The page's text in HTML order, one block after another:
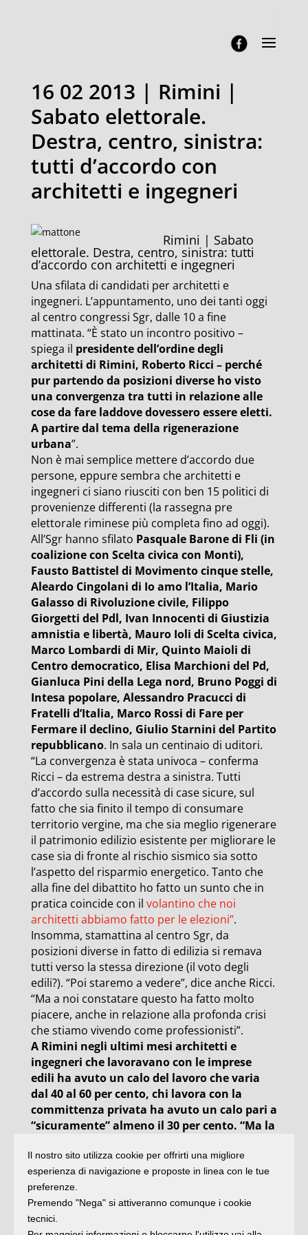
16 02 2013 | Rimini |
Sabato elettorale.
Destra, centro, sinistra:
tutti d’accordo con
architetti e ingegneri
Rimini | Sabato
elettorale. Destra, centro, sinistra: tutti
d’accordo con architetti e ingegneri
Una sfilata di candidati per architetti e
ingegneri. L’appuntamento, uno dei tanti oggi
al centro congressi Sgr, dalle 10 a fine
mattinata. “È stato un incontro positivo –
spiega il presidente dell’ordine degli
architetti di Rimini, Roberto Ricci – perché
pur partendo da posizioni diverse ho visto
una convergenza tra tutti in relazione alle
cose da fare laddove dovessero essere eletti.
A partire dal tema della rigenerazione
urbana”.
Non è mai semplice mettere d’accordo due
persone, eppure sembra che architetti e
ingegneri ci siano riusciti con ben 15 politici di
provenienze differenti (la rassegna pre
elettorale riminese più completa fino ad oggi).
All’Sgr hanno sfilato Pasquale Barone di Fli (in
coalizione con Scelta civica con Monti),
Fausto Battistel di Movimento cinque stelle,
Aleardo Cingolani di Io amo l’Italia, Mario
Galasso di Rivoluzione civile, Filippo
Giorgetti del Pdl, Ivan Innocenti di Giustizia
amnistia e libertà, Mauro Ioli di Scelta civica,
Marco Lombardi di Mir, Quinto Maioli di
Centro democratico, Elisa Marchioni del Pd,
Gianluca Pini della Lega nord, Bruno Poggi di
Intesa popolare, Alessandro Pracucci di
Fratelli d’Italia, Marco Rossi di Fare per
Fermare il declino, Giulio Starnini del Partito
repubblicano. In sala un centinaio di uditori.
“La convergenza è stata univoca – conferma
Ricci – da estrema destra a sinistra. Tutti
d’accordo sulla necessità di case sicure, sul
fatto che sia finito il tempo di consumare
territorio vergine, ma che sia meglio rigenerare
il patrimonio edilizio esistente per migliorare le
case sia di fronte al rischio sismico sia sotto
l’aspetto del risparmio energetico. Tanto che
alla fine del dibattito ho fatto un sunto che in
pratica coincide con il volantino che noi
architetti abbiamo fatto per le elezioni”.
Insomma, stamattina al centro Sgr, da
posizioni diverse in fatto di edilizia si remava
tutti verso la stessa direzione (il voto degli
edili?). “Poi staremo a vedere”, dice anche Ricci.
“Ma a noi constatare questo ha fatto molto
piacere, anche in relazione alla profonda crisi
che stiamo vivendo come professionisti”.
A Rimini negli ultimi mesi architetti e
ingegneri che lavoravano con le imprese
edili ha avuto un calo del lavoro che varia
dal 40 al 60 per cento, chi lavora con la
committenza privata ha avuto un calo pari a
“sicuramente” almeno il 30 per cento. “Ma la
professionisti che lavorano a partita iva.
Persone tra i 35 e i 45 anni che in pratica si
sono ritrovate senza più lavoro e sono
costrette a farsi aiutare dai genitori per pagare
le bollette e l’affitto, perché
Il nostro sito utilizza cookie per offrirti una migliore
esperienza di navigazione e proposte in linea con le tue
preferenze.
Premendo "Nega" si attiveranno comunque i cookie
tecnici.